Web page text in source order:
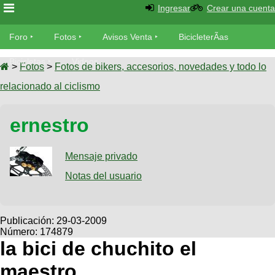
Foro
Foro
TÃ©cnica
Fotos
tu foto
Galeria
XC
Viajes
Descenso
SUBÃ
tu
Buscar
Ultimos
Fotos
BicicleterÃ­
as
Bicicletas
Tandem
Videos
Cicloturismo
Ingresar Crear una cuenta
Foro Fotos Avisos Venta BicicleterÃ­as
Bicicletas Videos
> Fotos > Fotos de bikers, accesorios, novedades y todo lo
relacionado al ciclismo
ernestro
Mensaje privado
Notas del usuario
Publicación: 29-03-2009
Número: 174879
la bici de chuchito el